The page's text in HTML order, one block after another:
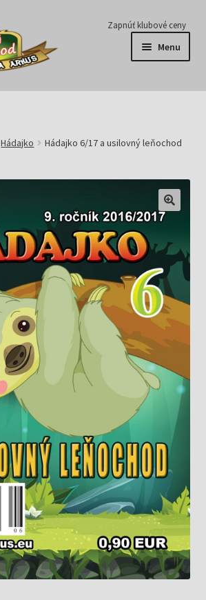
Preskočiť
navigáciu
Preskočiť
obsah
Zapnúť klubové ceny
Menu
Hádajko Hádajko 6/17 a usilovný leňochod